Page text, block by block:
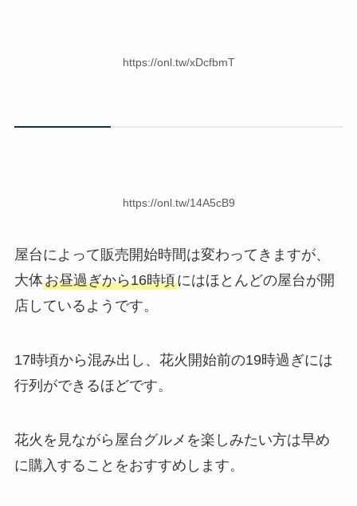
https://onl.tw/xDcfbmT
https://onl.tw/14A5cB9
屋台によって販売開始時間は変わってきますが、
大体お昼過ぎから16時頃にはほとんどの屋台が開
店しているようです。
17時頃から混み出し、花火開始前の19時過ぎには
行列ができるほどです。
花火を見ながら屋台グルメを楽しみたい方は早め
に購入することをおすすめします。